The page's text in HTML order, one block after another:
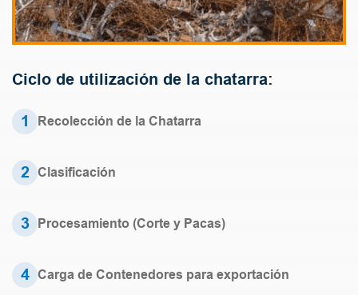
Ciclo de utilización de la chatarra:
1
Recolección de la Chatarra
2 Clasificación
3 Procesamiento (Corte y Pacas)
4 Carga de Contenedores para exportación